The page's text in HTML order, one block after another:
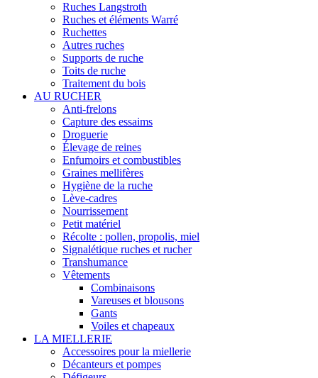
Ruches Langstroth
Ruches et éléments Warré
Ruchettes
Autres ruches
Supports de ruche
Toits de ruche
Traitement du bois
AU RUCHER
Anti-frelons
Capture des essaims
Droguerie
Élevage de reines
Enfumoirs et combustibles
Graines mellifères
Hygiène de la ruche
Lève-cadres
Nourrissement
Petit matériel
Récolte : pollen, propolis, miel
Signalétique ruches et rucher
Transhumance
Vêtements
Combinaisons
Vareuses et blousons
Gants
Voiles et chapeaux
LA MIELLERIE
Accessoires pour la miellerie
Décanteurs et pompes